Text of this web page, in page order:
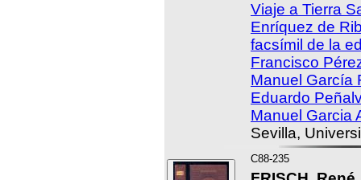
Viaje a Tierra
Enríquez de
facsímil de la
Francisco
Manuel García
Eduardo
Manuel Garcia
Sevilla,
C88-235